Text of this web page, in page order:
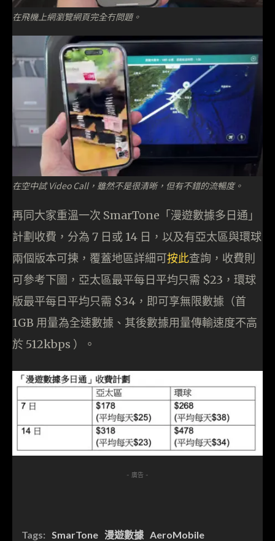
在飛機上網瀏覽網頁完全冇問題。
在空中試 Video Call，雖然不是很清晰，但有不錯的流暢度。
再同大家重溫一次 SmarTone「漫遊數據多日通」
計劃收費，分為 7 日或 14 日，以及有亞太區與環球
兩個版本可揀，覆蓋地區詳細可按此查詢，收費則
可參考下圖，亞太區最平每日平均只需 $23，環球
版最平每日平均只需 $34，即可享無限數據（首
1GB 用量為全速數據、其後數據用量傳輸速度不高
於 512kbps ）。
- 廣告 -
Tags: SmarTone 漫遊數據 AeroMobile